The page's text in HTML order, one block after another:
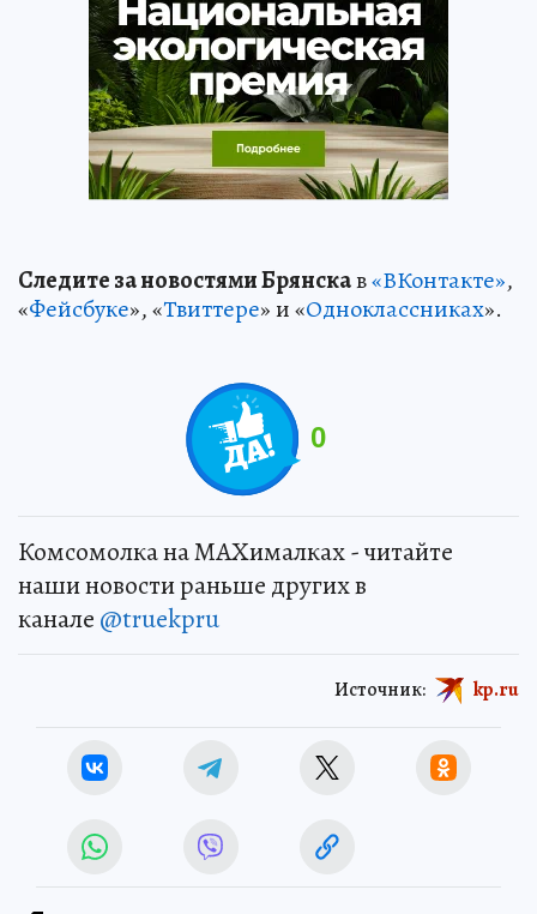
Следите за новостями Брянскав«ВКонтакте»,
«Фейсбуке», «Твиттере» и «Одноклассниках».
0
Комсомолка на MAXималках - читайте
наши новости раньше других в
канале @truekpru
Источник: kp.ru